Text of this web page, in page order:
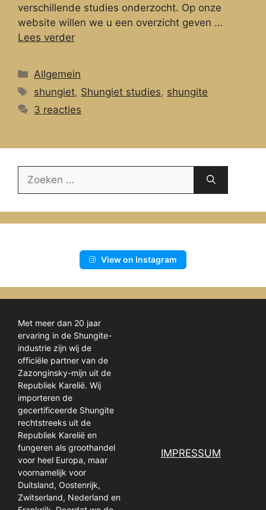
verschillende studies onderzocht. Op onze
website willen we u een overzicht geven …
Lees verder
Categorieën
Allgemein
Tags
shungiet, Shungiet studies, shungite
3 reacties
naar:
View on Instagram
Met meer dan 20 jaar
ervaring in de Shungite-
industrie zijn wij de
officiële partner van de
Zazonginsky-mijn uit de
Republiek Karelië. Wij
importeren de
gecertificeerde Shungite
rechtstreeks uit de
Republiek Karelië en
fungeren als groothandel
voor heel Europa, maar
voornamelijk voor
Duitsland, Oostenrijk,
Zwitserland, Nederland en
IMPRESSUM